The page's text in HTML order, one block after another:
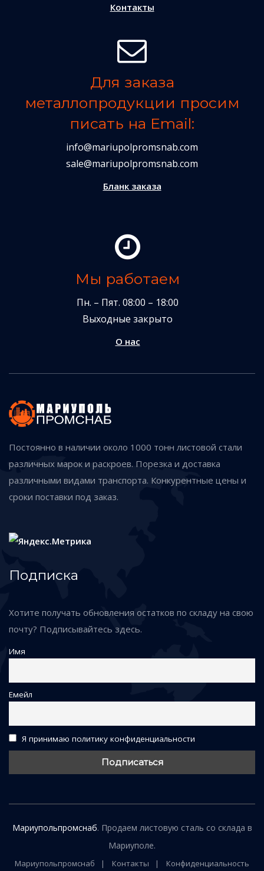
Контакты
Для заказа
металлопродукции просим
писать на Email:
info@mariupolpromsnab.com
sale@mariupolpromsnab.com
Бланк заказа
Мы работаем
Пн. – Пят. 08:00 – 18:00
Выходные закрыто
О нас
Постоянно в наличии около 1000 тонн листовой стали
различных марок и раскроев. Порезка и доставка
различными видами транспорта. Конкурентные цены и
сроки поставки под заказ.
Подписка
Хотите получать обновления остатков по складу на свою
почту? Подписывайтесь здесь.
Имя
Емейл
Я принимаю политику конфиденциальности
Мариупольпромснаб. Продаем листовую сталь со склада в
Мариуполе.
Мариупольпромснаб Контакты Конфиденциальность